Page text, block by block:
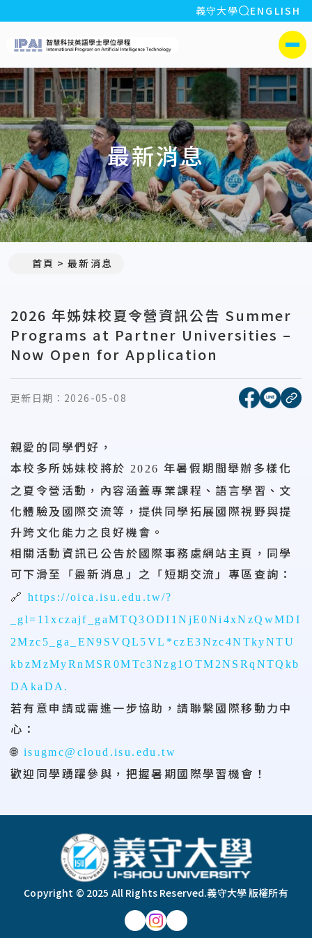
:::
義守大學 全站搜索
ENGLISH
義守大學智慧科技英語學
側選單
最新消息
首頁 最新消息
2026 年姊妹校夏令營資訊公告 Summer
Programs at Partner Universities –
Now Open for Application
更新日期： 2026-05-08 [另開新
[另開
複
親愛的同學們好，
本校多所姊妹校將於 2026 年暑假期間舉辦多樣化
之夏令營活動，內容涵蓋專業課程、語言學習、文
化體驗及國際交流等，提供同學拓展國際視野與提
升跨文化能力之良好機會。
相關活動資訊已公告於國際事務處網站主頁，同學
可下滑至「最新消息」之「短期交流」專區查詢：
🔗 https://oica.isu.edu.tw/?
_gl=1 1xczajf _gaMTQ3ODI1NjE0Ni4xNzQwMDI
2Mzc5
_ga_EN9SVQL5VL*czE3Nzc4NTkyNTU
kbzMzMyRnMSR0MTc3Nzg1OTM2NSRqNTQkb
DAkaDA.
若有意申請或需進一步協助，請聯繫國際移動力中
心：
🌐 isugmc@cloud.isu.edu.tw
歡迎同學踴躍參與，把握暑期國際學習機會！
Copyright © 2025 All Rights Reserved.義守大學 版權所有